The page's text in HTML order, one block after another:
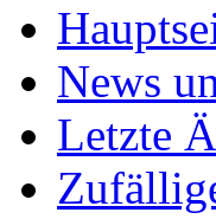
News
Letzte